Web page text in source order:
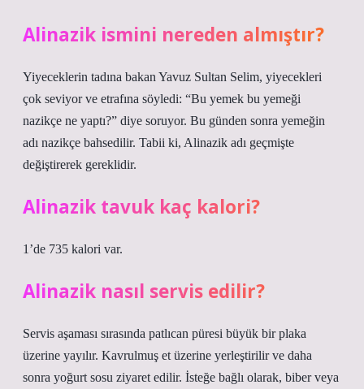
Alinazik ismini nereden almıştır?
Yiyeceklerin tadına bakan Yavuz Sultan Selim, yiyecekleri
çok seviyor ve etrafına söyledi: “Bu yemek bu yemeği
nazikçe ne yaptı?” diye soruyor. Bu günden sonra yemeğin
adı nazikçe bahsedilir. Tabii ki, Alinazik adı geçmişte
değiştirerek gereklidir.
Alinazik tavuk kaç kalori?
1’de 735 kalori var.
Alinazik nasıl servis edilir?
Servis aşaması sırasında patlıcan püresi büyük bir plaka
üzerine yayılır. Kavrulmuş et üzerine yerleştirilir ve daha
sonra yoğurt sosu ziyaret edilir. İsteğe bağlı olarak, biber veya